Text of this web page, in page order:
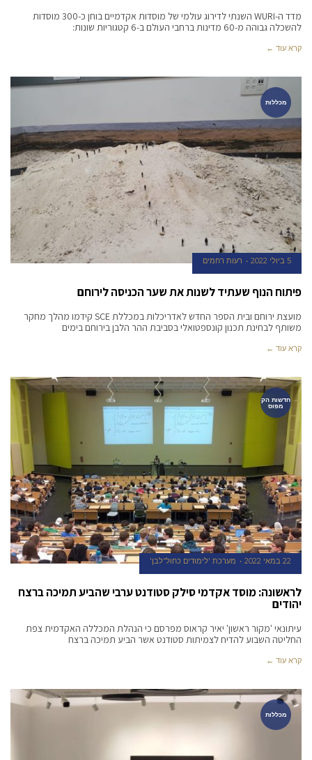
מדד ה-WURI השנתי לדירוג עולמי של מוסדות אקדמיים בוחן כ-300 מוסדות
להשכלה גבוהה מ-60 מדינות ברחבי העולם ב-6 קטגוריות שונות:
קרא עוד ←
מכללות
5 ביולי 2022 רעות רחמים
פיתוח הנוף שעתיד לשנות את שער הכניסה לירוחם
מועצת ירוחם ובית הספר החדש לאדריכלות במכללת SCE קידמו מהלך מחקר
משותף לבחינת תכנון קונספטואלי בסביבת ההר הלבן בירוחם בימים
קרא עוד ←
חדשות הק
מפוס
22 במאי 2022 מערכת 'לימודים כחול־לבן'
לראשונה: מוסד אקדמי סילק סטודנט ערבי שהביע תמיכה ברצח
יהודים
עיתונאי 'מקור ראשון' יאיר קראוס מפרסם כי הנהלת המכללה האקדמית צפת
החליטה השבוע להדיח לצמיתות סטודנט אשר הביע תמיכה ברצח
קרא עוד ←
מכללות